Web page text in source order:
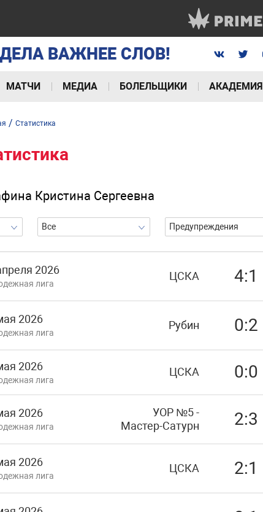
ДЕЛА ВАЖНЕЕ СЛОВ!
МАТЧИ МЕДИА БОЛЕЛЬЩИКИ АКАДЕМИЯ
/ Статистика
Кристина Сергеевна
Все Предупреждения
2026
лига
ЦСКА 4:1
2026
лига
Рубин 0:2
2026
лига
ЦСКА 0:0
2026
лига
УОР №5 -
Мастер-Сатурн
2:3
2026
лига
ЦСКА 2:1